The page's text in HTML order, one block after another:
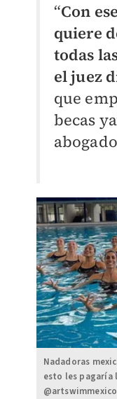
“Con
quiere
todas
el juez
que
becas
Nadadoras
esto les pagaría